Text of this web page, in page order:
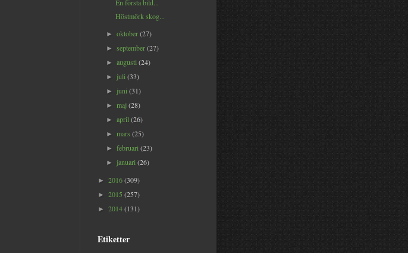
En första bild...
Höstmörk skog...
►oktober(27)
►september(27)
►augusti(24)
► juli(33)
► juni(31)
►maj(28)
►april(26)
►mars(25)
►februari(23)
► januari(26)
► 2016(309)
► 2015 (257)
► 2014(131)
Etiketter